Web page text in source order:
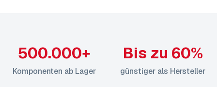
500.000+
Komponenten ab Lager
Bis zu 60%
günstiger als Hersteller